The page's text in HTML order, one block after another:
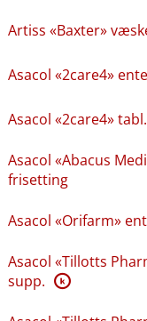
Artiss «Baxter»
Asacol «2care4»
Asacol «2care4»
Asacol «Abacus
frisetting
Asacol «Orifarm»
Asacol «Tillotts
supp. K